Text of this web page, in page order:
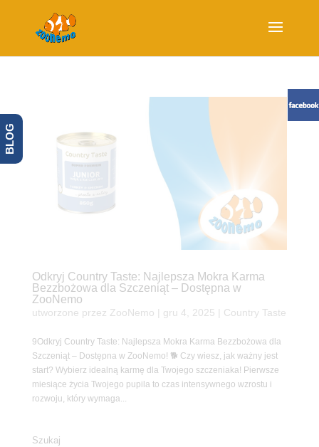
Odkryj Country Taste: Najlepsza Mokra Karma
Bezzbożowa dla Szczeniąt – Dostępna w
ZooNemo
utworzone przez ZooNemo gru 4, 2025 Country Taste
9Odkryj Country Taste: Najlepsza Mokra Karma Bezzbożowa dla
Szczeniąt – Dostępna w ZooNemo! 🐕 Czy wiesz, jak ważny jest
start? Wybierz idealną karmę dla Twojego szczeniaka! Pierwsze
miesiące życia Twojego pupila to czas intensywnego wzrostu i
rozwoju, który wymaga...
Szukaj
BLOG